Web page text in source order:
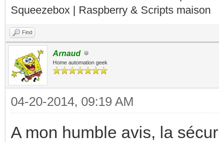
Squeezebox | Raspberry & Scripts maison
Find
Arnaud
Home automation geek
04-20-2014, 09:19 AM
A mon humble avis, la